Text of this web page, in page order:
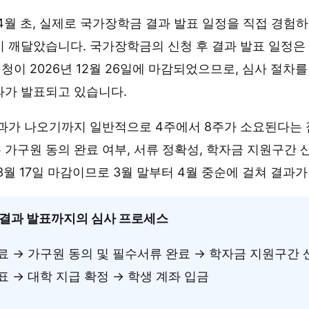
초, 실제로 국가장학금 결과 발표 일정을 직접 경험
깨달았습니다. 국가장학금의 신청 후 결과 발표 일정
이 2026년 12월 26일에 마감되었으므로, 심사 절차
가 발표되고 있습니다.
가 나오기까지 일반적으로 4주에서 8주가 소요된다
가구원 동의 완료 여부, 서류 정확성, 학자금 지원구간
17일 마감이므로 3월 말부터 4월 중순에 걸쳐 결과
과 발표까지의 심사 프로세스
→ 가구원 동의 및 필수서류 완료 → 학자금 지원구간
→ 대학 지급 확정 → 학생 계좌 입금